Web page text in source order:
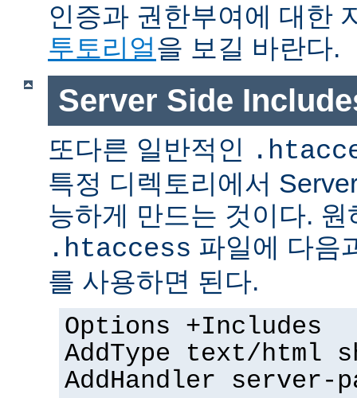
인증과 권한부여에 대한
투토리얼을 보길 바란다.
Server Side
또다른 일반적인
특정 디렉토리에서
능하게 만드는 것이다.
.htaccess 파일에 다음
를 사용하면 된다.
Options +Includes
AddType text/html
AddHandler server-